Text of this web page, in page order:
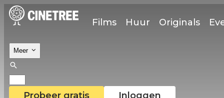
Films Huur Originals
Meer
Probeer gratis Inloggen